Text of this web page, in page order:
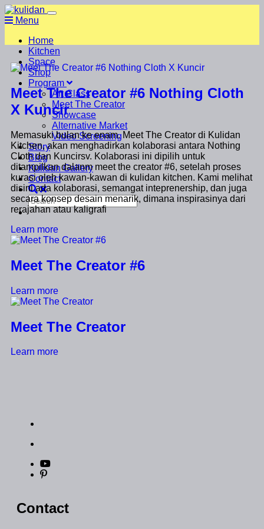
Menu
Home
Kitchen
Space
Shop
Program
Art Class
Meet The Creator
Showcase
Alternative Market
Video Screening
Story
Blog
Kulidan Gallery
Contact
Meet The Creator #6 Nothing Cloth
X Kuncir
Memasuki bulan ke enam. Meet The Creator di Kulidan
Kitchen, akan menghadirkan kolaborasi antara Nothing
Cloth dan Kuncirsv. Kolaborasi ini dipilih untuk
ditampilkan dalanm meet the creator #6, setelah proses
kurasi oleh kawan-kawan di kulidan kitchen. Kami melihat
disini ada kolaborasi, semangat inteprenership, dan juga
secara konsep desain menarik, dimana inspirasinya dari
rerajahan atau kaligrafi
Learn more
Meet The Creator #6
Learn more
Meet The Creator
Learn more
Contact